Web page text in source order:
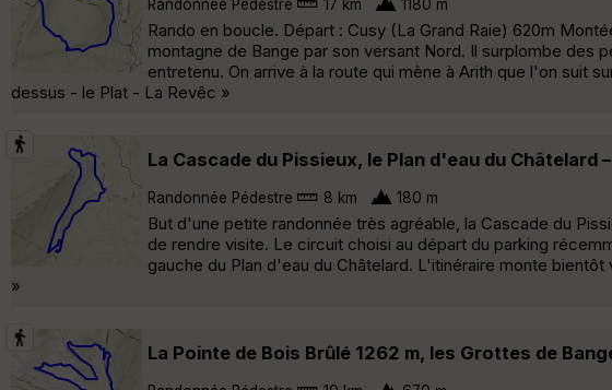
Randonnée Pédestre 17 km 1180 m
Rando en boucle. Départ : Cusy (La Grand Raie) 620m
montagne de Bange par son versant Nord. Il surplombe des
entretenu. On arrive à la route qui mène à Arith que l'on suit
dessus - le Plat - La Revêc »
La Cascade du Pissieux, le Plan d'eau du Châtelard
Randonnée Pédestre 8 km 180 m
But d'une petite randonnée très agréable, la Cascade du
de rendre visite. Le circuit choisi au départ du parking
gauche du Plan d'eau du Châtelard. L'itinéraire monte
»
La Pointe de Bois Brûlé 1262 m, les Grottes de